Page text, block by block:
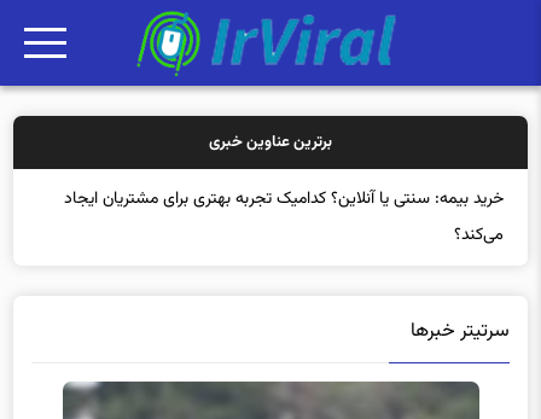
برترین عناوین خبری
خرید بی